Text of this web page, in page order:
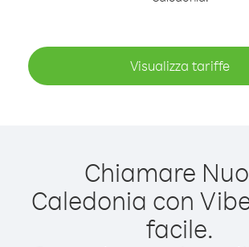
Visualizza tariffe
Chiamare
Caledonia con
facile.